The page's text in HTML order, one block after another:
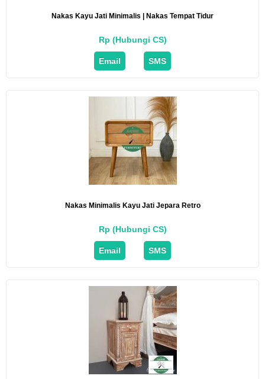
Nakas Kayu Jati Minimalis | Nakas Tempat Tidur
Rp (Hubungi CS)
Email SMS
Nakas Minimalis Kayu Jati Jepara Retro
Rp (Hubungi CS)
Email SMS